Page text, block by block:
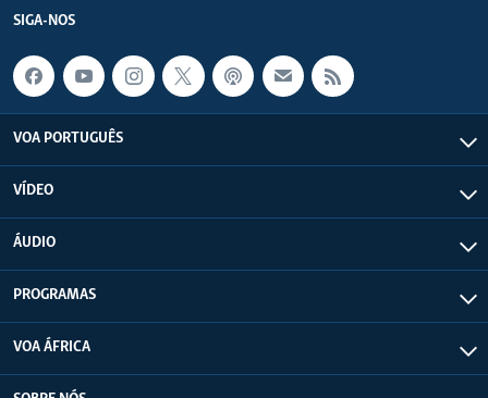
SIGA-NOS
VOA PORTUGUÊS
VÍDEO
ÁUDIO
PROGRAMAS
VOA ÁFRICA